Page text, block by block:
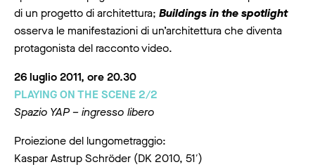
di un progetto di architettura; Buildings in the spotlight
osserva le manifestazioni di un’architettura che diventa
protagonista del racconto video.
26 luglio 2011, ore 20.30
PLAYING ON THE SCENE 2/2
Spazio YAP – ingresso libero
Proiezione del lungometraggio:
Kaspar Astrup Schröder (DK 2010, 51′)